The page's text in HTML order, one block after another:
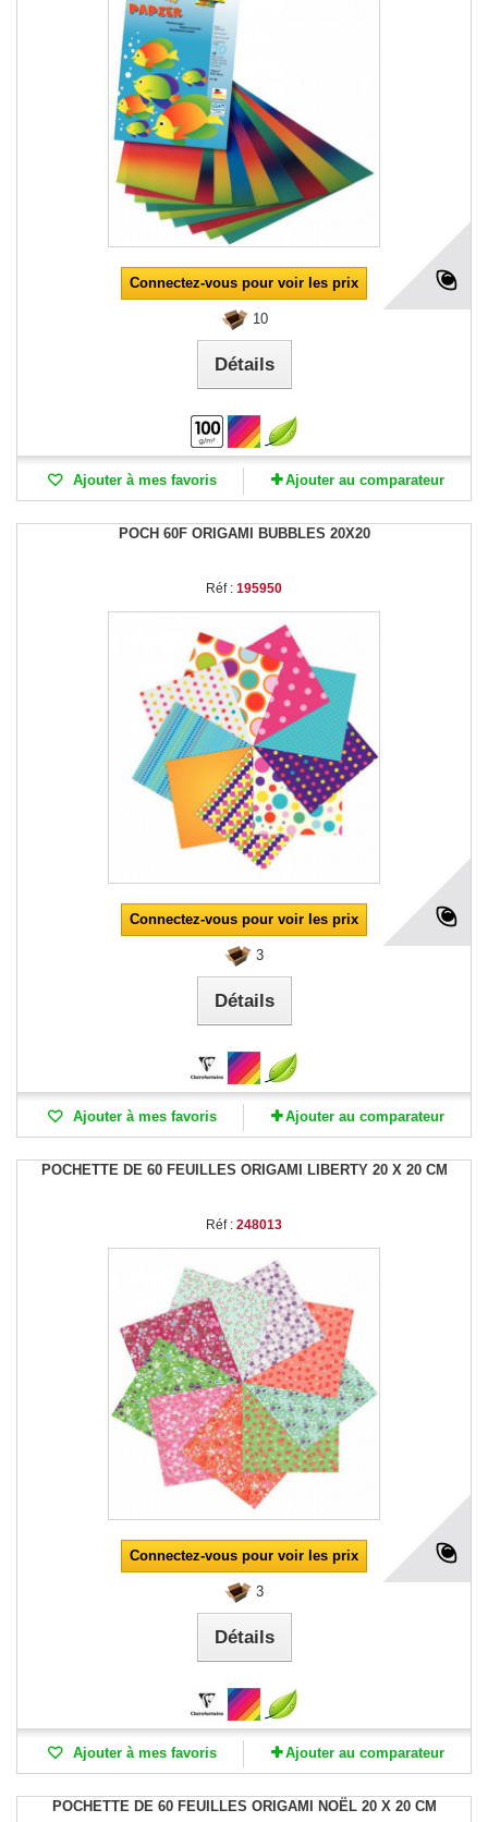
Connectez-vous pour voir les prix
10
Détails
Ajouter à mes favoris Ajouter au comparateur
POCH 60F ORIGAMI BUBBLES 20X20
Réf : 195950
Connectez-vous pour voir les prix
3
Détails
Ajouter à mes favoris Ajouter au comparateur
POCHETTE DE 60 FEUILLES ORIGAMI LIBERTY 20 X 20 CM
Réf : 248013
Connectez-vous pour voir les prix
3
Détails
Ajouter à mes favoris Ajouter au comparateur
POCHETTE DE 60 FEUILLES ORIGAMI NOËL 20 X 20 CM